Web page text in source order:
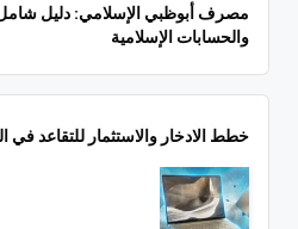
مصرف أبوظبي الإسلامي: دليل
والحسابات الإسلامية
خطط الادخار والاستثمار للتقاعد في